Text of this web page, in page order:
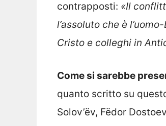
contrapposti: «Il
l’assoluto che è
Cristo e colleghi in
Come si sarebbe
quanto scritto su
Solov’ëv, Fëdor